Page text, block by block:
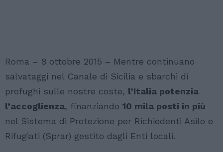
Roma – 8 ottobre 2015 – Mentre continuano
salvataggi nel Canale di Sicilia e sbarchi di
profughi sulle nostre coste, l’Italia potenzia
l’accoglienza, finanziando 10 mila posti in più
nel Sistema di Protezione per Richiedenti Asilo e
Rifugiati (Sprar) gestito dagli Enti locali.